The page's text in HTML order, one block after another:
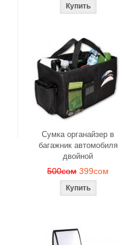
Сумка органайзер в
багажник автомобиля
двойной
500сом 399сом